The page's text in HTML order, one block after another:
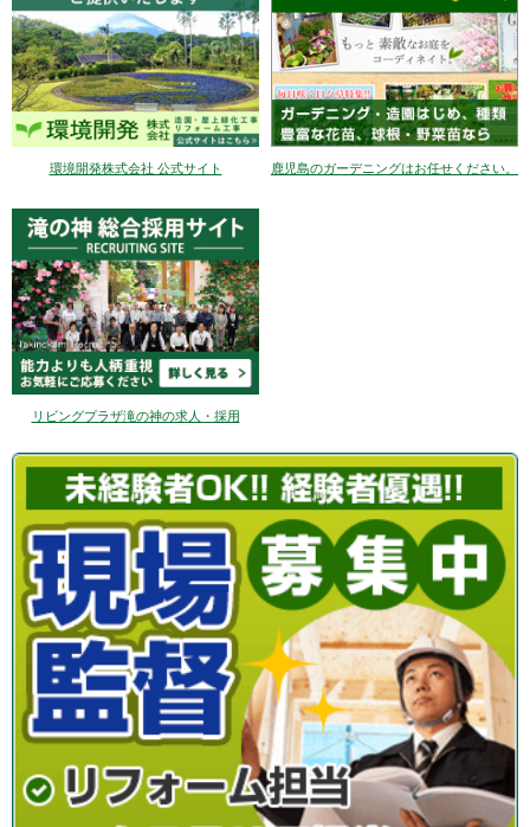
環境開発株式会社 公式サイト 鹿児島のガーデニングはお任せください。
リビングプラザ滝の神の求人・採用